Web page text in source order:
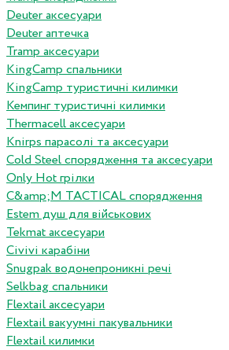
Deuter аксесуари
Deuter аптечка
Tramp аксесуари
KingCamp спальники
KingCamp туристичні килимки
Кемпинг туристичні килимки
Thermacell аксесуари
Knirps парасолі та аксесуари
Cold Steel спорядження та аксесуари
Only Hot грілки
C&amp;M TACTICAL спорядження
Estem душ для військових
Tekmat аксесуари
Сivivi карабіни
Snugpak водонепроникні речі
Selkbag спальники
Flextail аксесуари
Flextail вакуумні пакувальники
Flextail килимки